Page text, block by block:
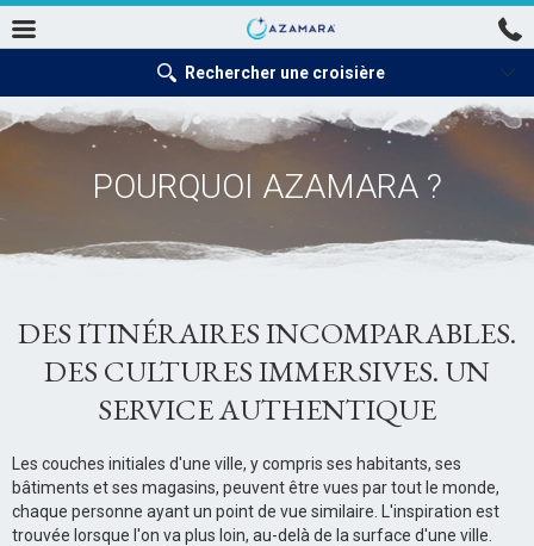
Rechercher une croisière
POURQUOI AZAMARA ?
DES ITINÉRAIRES INCOMPARABLES.
DES CULTURES IMMERSIVES. UN
SERVICE AUTHENTIQUE
Les couches initiales d'une ville, y compris ses habitants, ses
bâtiments et ses magasins, peuvent être vues par tout le monde,
chaque personne ayant un point de vue similaire. L'inspiration est
trouvée lorsque l'on va plus loin, au-delà de la surface d'une ville.